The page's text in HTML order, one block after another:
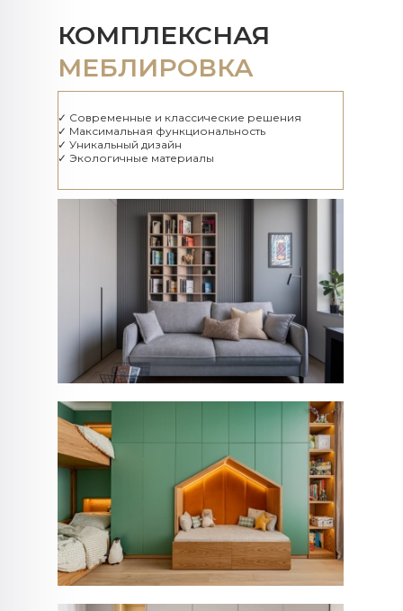
КОМПЛЕКСНАЯ
МЕБЛИРОВКА
✓ Современные и классические решения
✓ Максимальная функциональность
✓ Уникальный дизайн
✓ Экологичные материалы